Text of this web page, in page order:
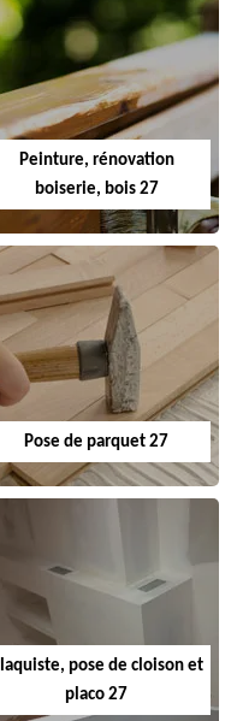
Peinture, rénovation
boiserie, bois 27
Pose de parquet 27
pose de cloison et
placo 27